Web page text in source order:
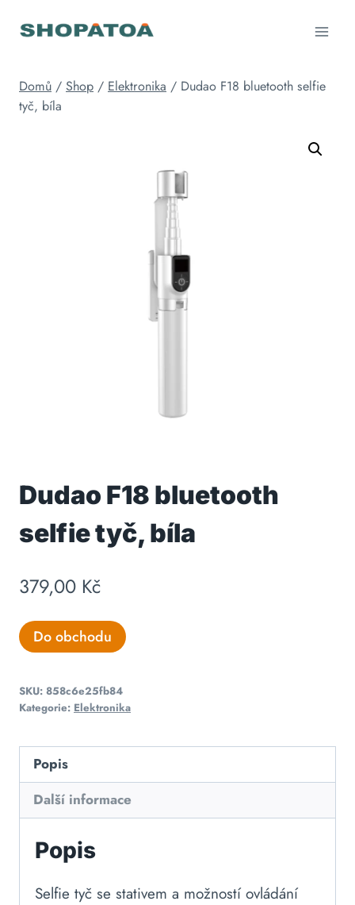
Domů / Shop / Elektronika / Dudao F18 bluetooth selfie
tyč, bíla
Dudao F18 bluetooth
selfie tyč, bíla
379,00 Kč
Do obchodu
SKU: 858c6e25fb84
Kategorie: Elektronika
Popis
Další informace
Popis
Selfie tyč se stativem a možností ovládání